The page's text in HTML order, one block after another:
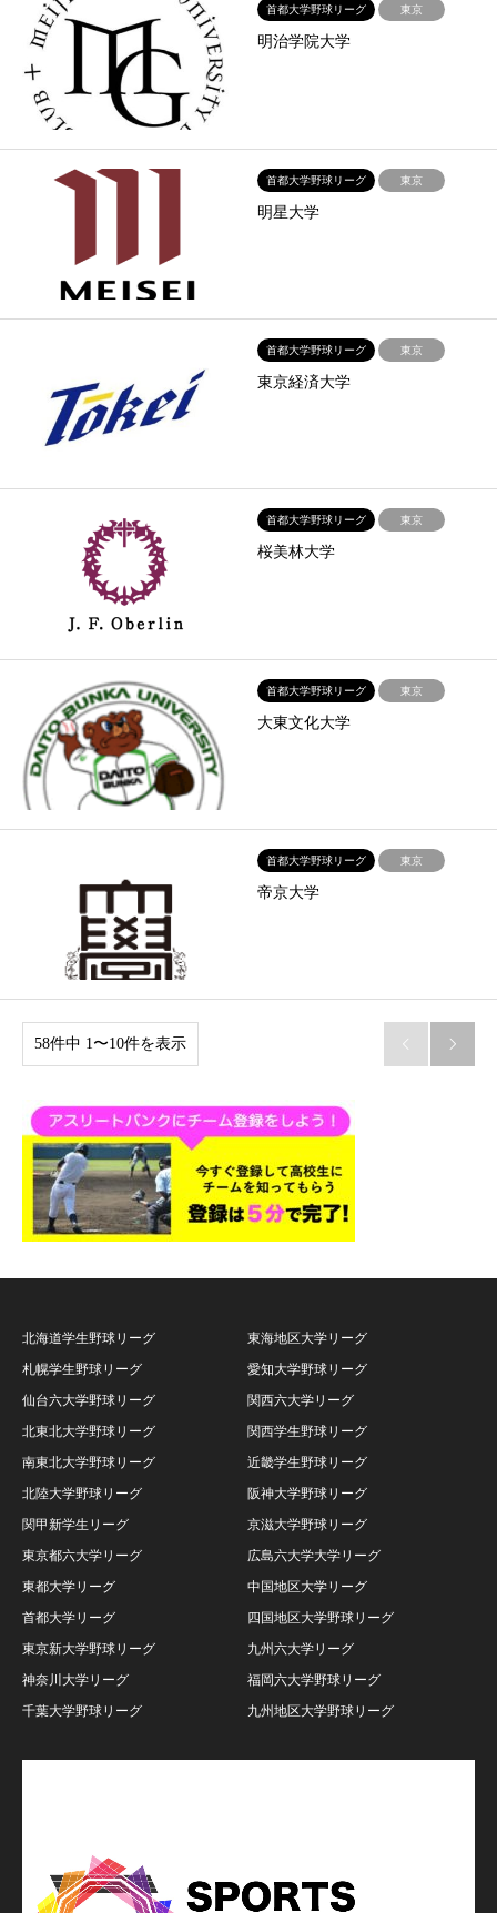
首都大学野球リーグ 東京
明治学院大学
首都大学野球リーグ 東京
明星大学
首都大学野球リーグ 東京
東京経済大学
首都大学野球リーグ 東京
桜美林大学
首都大学野球リーグ 東京
大東文化大学
首都大学野球リーグ 東京
帝京大学
58件中 1〜10件を表示  
北海道学生野球リーグ
札幌学生野球リーグ
仙台六大学野球リーグ
北東北大学野球リーグ
南東北大学野球リーグ
北陸大学野球リーグ
関甲新学生リーグ
東京都六大学リーグ
東都大学リーグ
首都大学リーグ
東京新大学野球リーグ
神奈川大学リーグ
千葉大学野球リーグ
東海地区大学リーグ
愛知大学野球リーグ
関西六大学リーグ
関西学生野球リーグ
近畿学生野球リーグ
阪神大学野球リーグ
京滋大学野球リーグ
広島六大学大学リーグ
中国地区大学リーグ
四国地区大学野球リーグ
九州六大学リーグ
福岡六大学野球リーグ
九州地区大学野球リーグ